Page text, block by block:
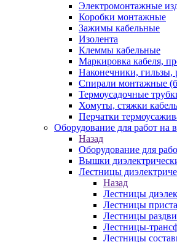
Электромонтажные
Коробки монтажные
Зажимы кабельные
Изолента
Клеммы кабельные
Маркировка кабеля,
Наконечники, гильзы,
Спирали монтажные
Термоусадочные
Хомуты, стяжки
Перчатки
Оборудование для работ на
Назад
Оборудование для
Вышки
Лестницы
Назад
Лестницы
Лестницы
Лестницы
Лестницы-
Лестницы